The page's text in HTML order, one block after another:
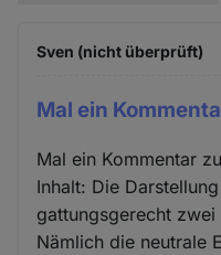
Sven (nicht überprüft)
Mal ein
Mal ein Kommentar
Inhalt: Die
gattungsgerecht zwei
Nämlich die neutrale